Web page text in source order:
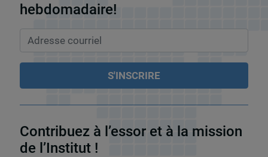
hebdomadaire!
Contribuez à l’essor et à la mission
de l’Institut !